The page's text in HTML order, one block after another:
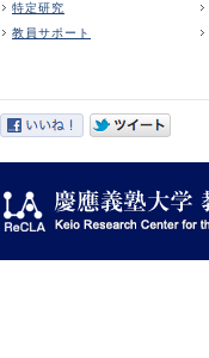
特定研究
教員サポート